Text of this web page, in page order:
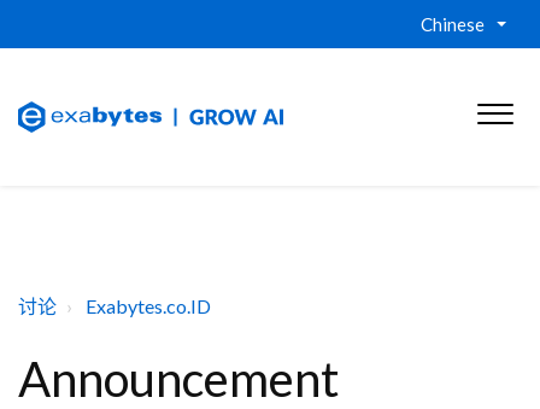
Chinese
讨论 Exabytes.co.ID
Announcement